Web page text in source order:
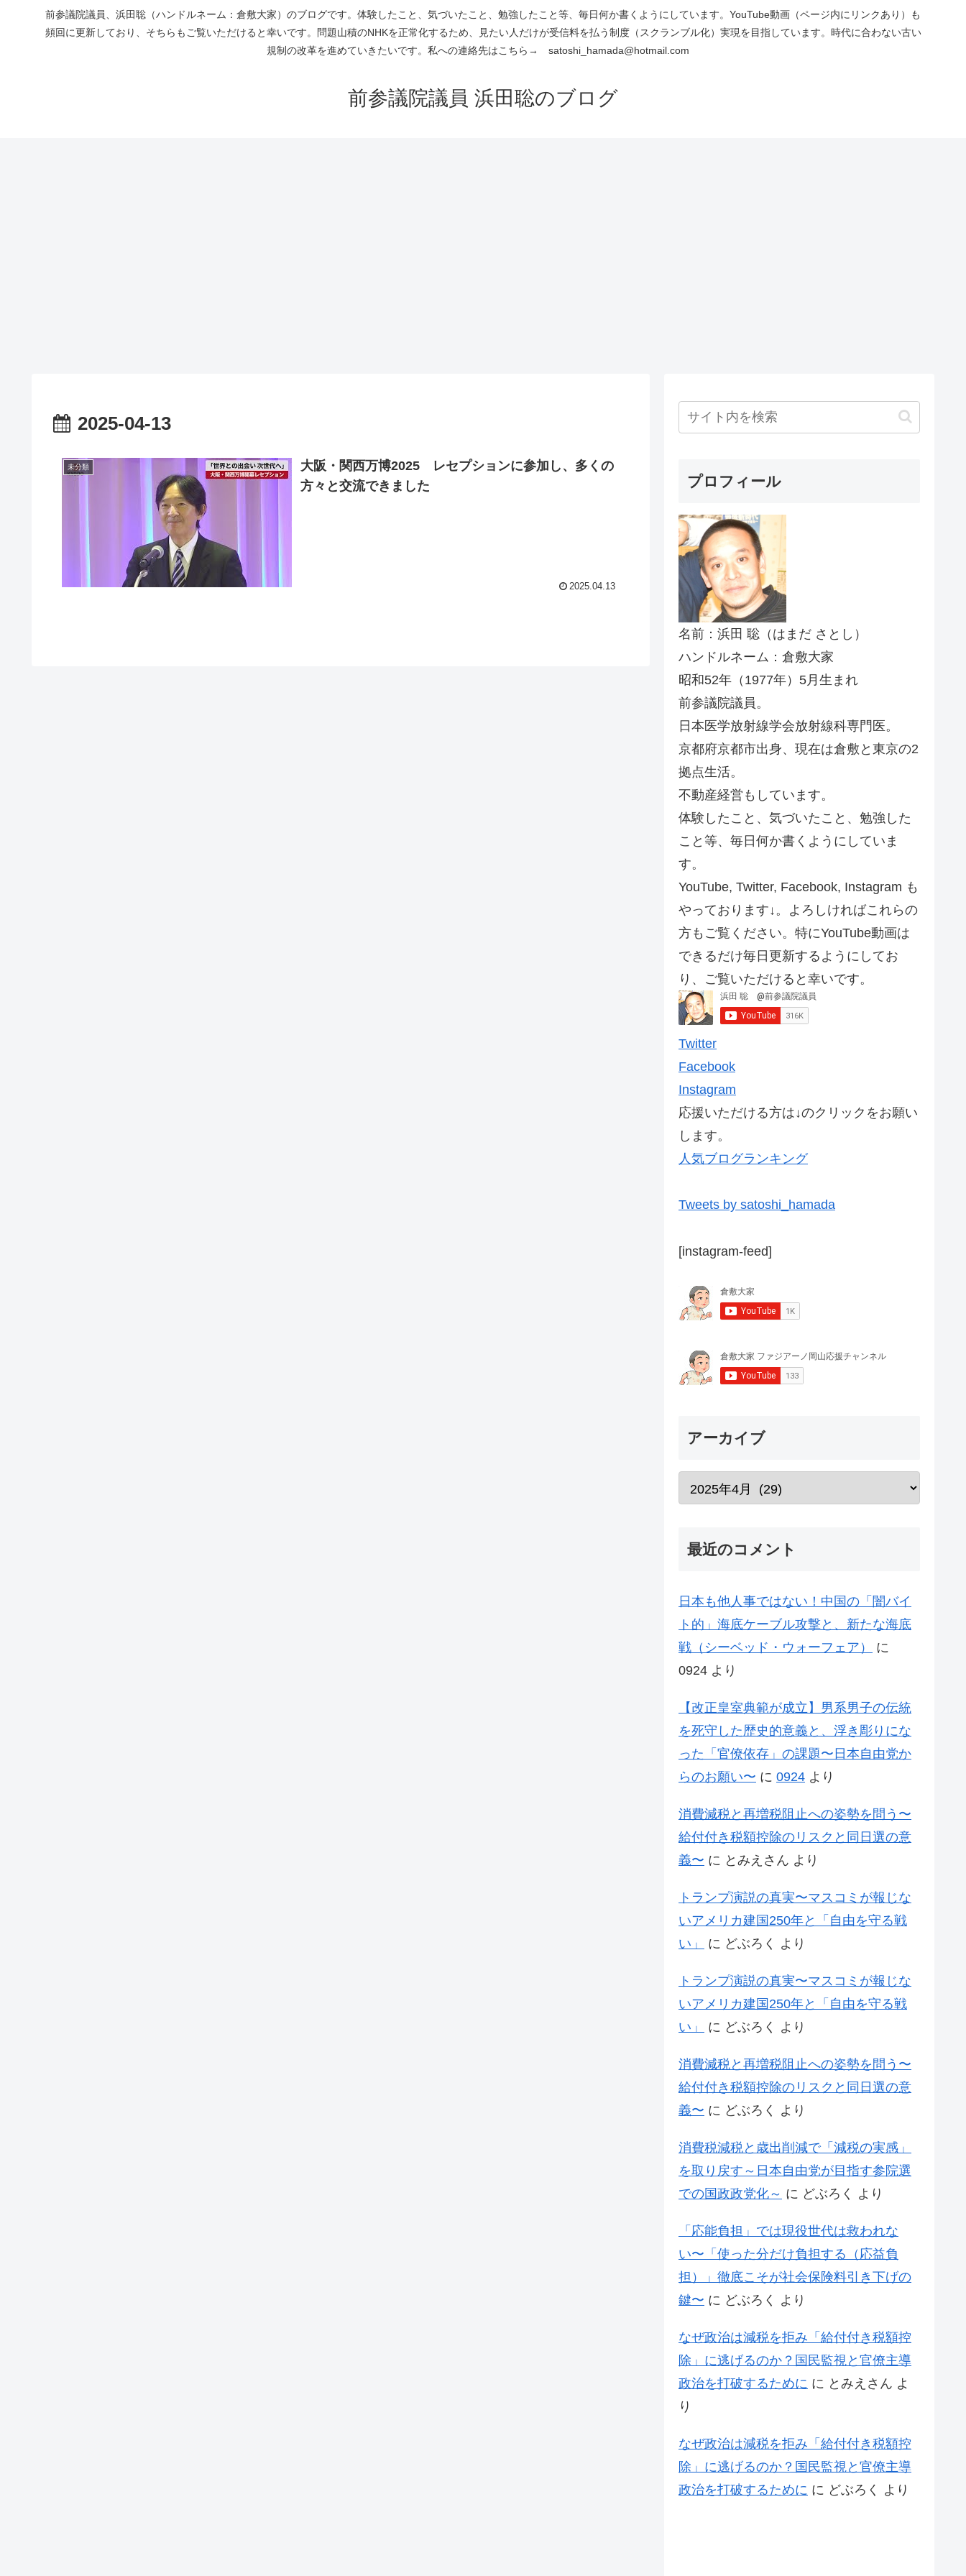
前参議院議員、浜田聡（ハンドルネーム：倉敷大家）のブログです。体験したこと、気づいたこと、勉強したこと等、毎日何か書くようにしています。YouTube動画（ページ内にリンクあり）も
頻回に更新しており、そちらもご覧いただけると幸いです。問題山積のNHKを正常化するため、見たい人だけが受信料を払う制度（スクランブル化）実現を目指しています。時代に合わない古い
規制の改革を進めていきたいです。私への連絡先はこちら→ satoshi_hamada@hotmail.com
前参議院議員 浜田聡のブログ
2025-04-13
未分類
大阪・関西万博2025 レセプションに参加し、多くの
方々と交流できました
2025.04.13
プロフィール
名前：浜田 聡（はまだ さとし）
ハンドルネーム：倉敷大家
昭和52年（1977年）5月生まれ
前参議院議員。
日本医学放射線学会放射線科専門医。
京都府京都市出身、現在は倉敷と東京の2
拠点生活。
不動産経営もしています。
体験したこと、気づいたこと、勉強した
こと等、毎日何か書くようにしていま
す。
YouTube, Twitter, Facebook, Instagram も
やっております↓。よろしければこれらの
方もご覧ください。特にYouTube動画は
できるだけ毎日更新するようにしてお
り、ご覧いただけると幸いです。
Twitter
Facebook
Instagram
応援いただける方は↓のクリックをお願い
します。
人気ブログランキング
Tweets by satoshi_hamada
[instagram-feed]
アーカイブ
最近のコメント
日本も他人事ではない！中国の「闇バイ
ト的」海底ケーブル攻撃と、新たな海底
戦（シーベッド・ウォーフェア）
に
0924 より
【改正皇室典範が成立】男系男子の伝統
を死守した歴史的意義と、浮き彫りにな
った「官僚依存」の課題〜日本自由党か
らのお願い〜 に 0924 より
消費減税と再増税阻止への姿勢を問う〜
給付付き税額控除のリスクと同日選の意
義〜 に とみえさん より
トランプ演説の真実〜マスコミが報じな
いアメリカ建国250年と「自由を守る戦
い」
に どぶろく より
トランプ演説の真実〜マスコミが報じな
いアメリカ建国250年と「自由を守る戦
い」
に どぶろく より
消費減税と再増税阻止への姿勢を問う〜
給付付き税額控除のリスクと同日選の意
義〜 に どぶろく より
消費税減税と歳出削減で「減税の実感」
を取り戻す～日本自由党が目指す参院選
での国政政党化～ に どぶろく より
「応能負担」では現役世代は救われな
い〜「使った分だけ負担する（応益負
担）」徹底こそが社会保険料引き下げの
鍵〜 に どぶろく より
なぜ政治は減税を拒み「給付付き税額控
除」に逃げるのか？国民監視と官僚主導
政治を打破するために に とみえさん よ
り
なぜ政治は減税を拒み「給付付き税額控
除」に逃げるのか？国民監視と官僚主導
政治を打破するために に どぶろく より